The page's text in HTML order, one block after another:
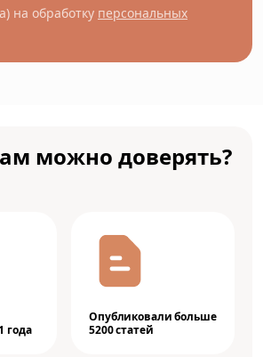
на обработку персональных
можно доверять?
года
Опубликовали больше
5200 статей